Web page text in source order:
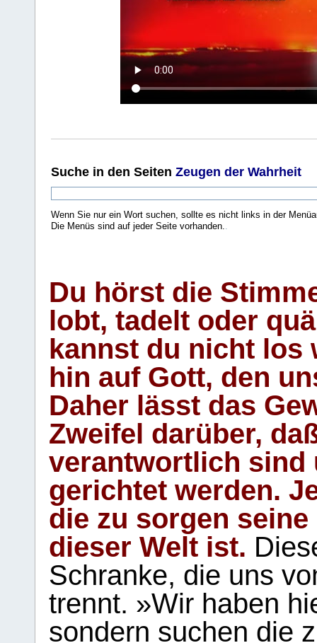
Suche in den Seiten Zeugen der Wahrheit
Wenn Sie nur ein Wort suchen, sollte es nicht links in der
Die Menüs sind auf jeder Seite vorhanden.
Du hörst die
lobt, tadelt oder
kannst du nicht los
hin auf Gott, den
Daher lässt das
Zweifel darüber,
verantwortlich sind
gerichtet werden.
die zu sorgen
dieser Welt ist.
Schranke, die uns
trennt. »Wir haben
sondern suchen die